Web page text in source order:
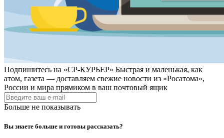
Подпишитесь на «СР-КУРЬЕР» Быстрая и маленькая, как
атом, газета — доставляем свежие новости из «Росатома»,
России и мира прямиком в ваш почтовый ящик
Больше не показывать
Вы знаете больше и готовы рассказать?